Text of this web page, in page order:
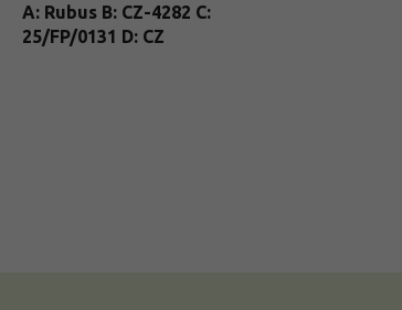
A: Rubus B: CZ-4282 C:
25/FP/0131 D: CZ